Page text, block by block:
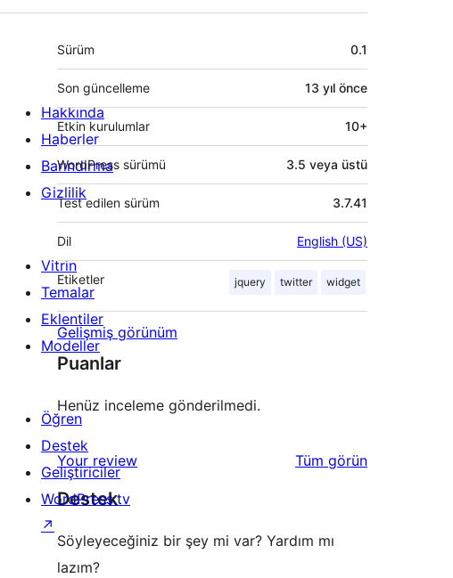
Meta
Sürüm 0.1
Son güncelleme 13 yıl önce
Etkin kurulumlar 10+
WordPress sürümü 3.5 veya üstü
Test edilen sürüm 3.7.41
Dil English (US)
Etiketler jquery twitter widget
Gelişmiş görünüm
Puanlar
Henüz inceleme gönderilmedi.
Your review Tüm değerlendirmeleri
görün
Destek
Söyleyeceğiniz bir şey mi var? Yardım mı
lazım?
Hakkında
Haberler
Barındırma
Gizlilik
Vitrin
Temalar
Eklentiler
Modeller
Öğren
Destek
Geliştiriciler
WordPress.tv
↗